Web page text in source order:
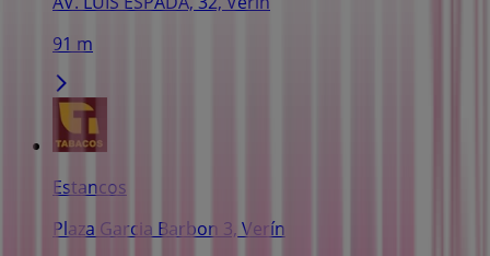
91 m
Estancos
Plaza Garcia Barbon 3, Verín